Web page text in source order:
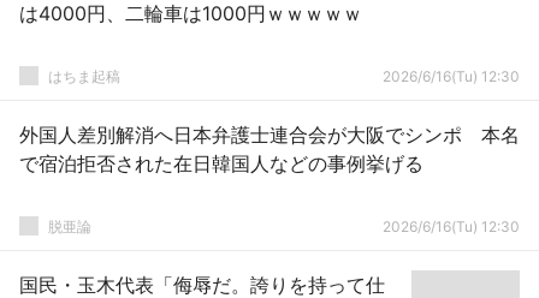
は4000円、二輪車は1000円ｗｗｗｗｗ
はちま起稿 2026/6/16(Tu) 12:30
外国人差別解消へ日本弁護士連合会が大阪でシンポ 本名
で宿泊拒否された在日韓国人などの事例挙げる
脱亜論 2026/6/16(Tu) 12:30
国民・玉木代表「侮辱だ。誇りを持って仕